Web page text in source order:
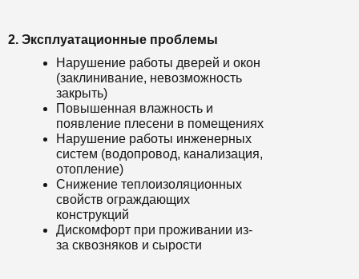
2. Эксплуатационные проблемы
Нарушение работы дверей и окон
(заклинивание, невозможность
закрыть)
Повышенная влажность и
появление плесени в помещениях
Нарушение работы инженерных
систем (водопровод, канализация,
отопление)
Снижение теплоизоляционных
свойств ограждающих
конструкций
Дискомфорт при проживании из-
за сквозняков и сырости